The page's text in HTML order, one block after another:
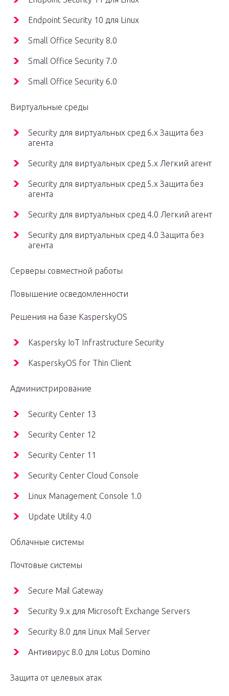
Endpoint Security 10 для Linux
Small Office Security 8.0
Small Office Security 7.0
Small Office Security 6.0
Виртуальные среды
Security для виртуальных сред 6.x Защита без
агента
Security для виртуальных сред 5.x Легкий агент
Security для виртуальных сред 5.x Защита без
агента
Security для виртуальных сред 4.0 Легкий агент
Security для виртуальных сред 4.0 Защита без
агента
Серверы совместной работы
Повышение осведомленности
Решения на базе KasperskyOS
Kaspersky IoT Infrastructure Security
KasperskyOS for Thin Client
Администрирование
Security Center 13
Security Center 12
Security Center 11
Security Center Cloud Console
Linux Management Console 1.0
Update Utility 4.0
Облачные системы
Почтовые системы
Secure Mail Gateway
Security 9.x для Microsoft Exchange Servers
Security 8.0 для Linux Mail Server
Антивирус 8.0 для Lotus Domino
Защита от целевых атак